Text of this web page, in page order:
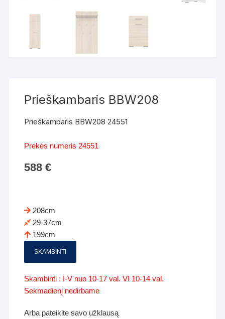
Prieškambaris BBW208
Prieškambaris BBW208 24551
Prekės numeris 24551
588€
208cm
29-37cm
199cm
SKAMBINTI
Skambinti : I-V nuo 10-17 val. VI 10-14 val.
Sekmadienį nedirbame
Arba pateikite savo užklausą